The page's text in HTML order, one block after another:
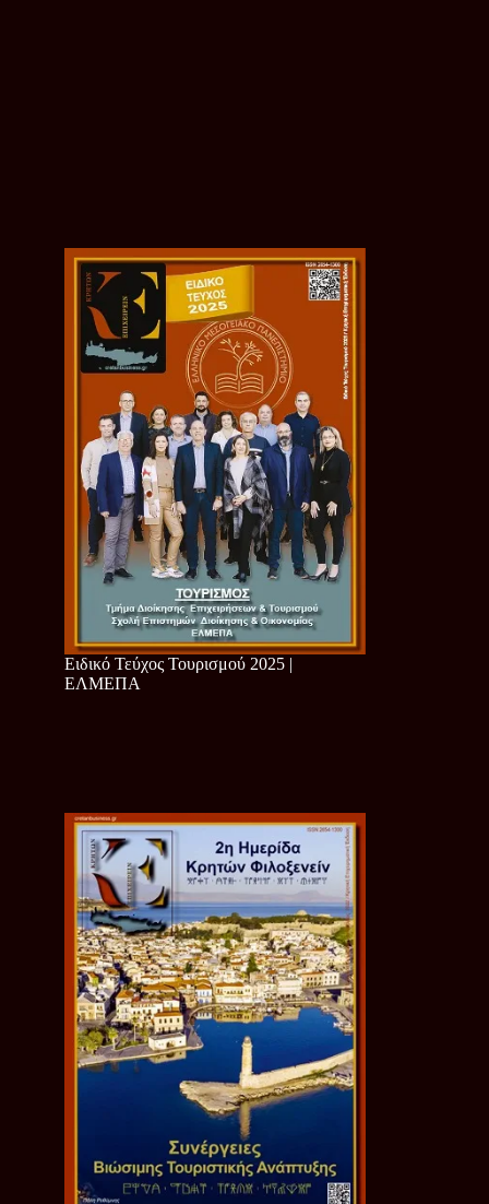
Ειδικό Τεύχος Τουρισμού 2025 |
ΕΛΜΕΠΑ